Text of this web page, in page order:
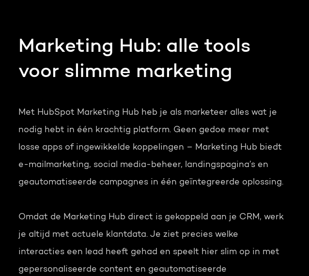
Growth-driven design
Nederlands Zoek
Marketing Hub: alle tools
voor slimme marketing
Met HubSpot Marketing Hub heb je als marketeer alles wat je
nodig hebt in één krachtig platform. Geen gedoe meer met
losse apps of ingewikkelde koppelingen – Marketing Hub biedt
e-mailmarketing, social media-beheer, landingspagina’s en
geautomatiseerde campagnes in één geïntegreerde oplossing.
Omdat de Marketing Hub direct is gekoppeld aan je CRM, werk
je altijd met actuele klantdata. Je ziet precies welke
interacties een lead heeft gehad en speelt hier slim op in met
gepersonaliseerde content en geautomatiseerde